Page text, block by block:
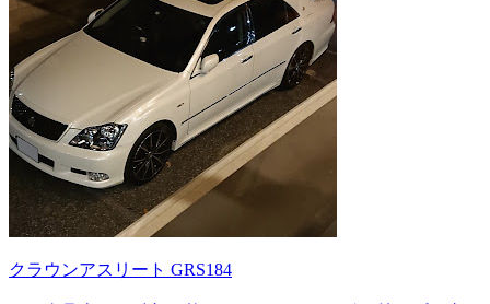
クラウンアスリート GRS184